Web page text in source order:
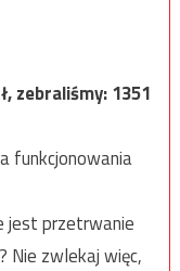
zebraliśmy:1351
funkcjonowania
jest przetrwanie
Nie zwlekaj więc,